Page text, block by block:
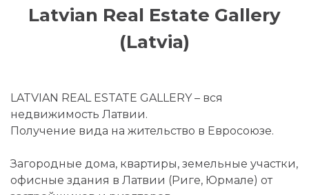
Latvian Real Estate Gallery
(Latvia)
LATVIAN REAL ESTATE GALLERY – вся
недвижимость Латвии.
Получение вида на жительство в Евросоюзе.
Загородные дома, квартиры, земельные участки,
офисные здания в Латвии (Риге, Юрмале) от